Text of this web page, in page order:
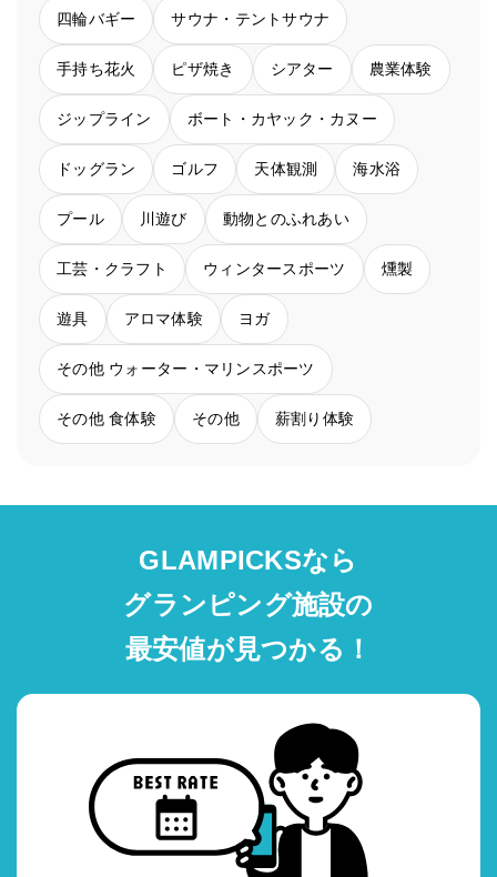
四輪バギー サウナ・テントサウナ
手持ち花火 ピザ焼き シアター 農業体験
ジップライン ボート・カヤック・カヌー
ドッグラン ゴルフ 天体観測 海水浴
プール 川遊び 動物とのふれあい
工芸・クラフト ウィンタースポーツ 燻製
遊具 アロマ体験 ヨガ
その他 ウォーター・マリンスポーツ
その他 食体験 その他 薪割り体験
GLAMPICKSなら
グランピング施設の
最安値が見つかる！